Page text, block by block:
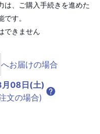
は、ご購入手続きを進めた
す。
できません
へお届けの場合
08日(土)
文の場合)